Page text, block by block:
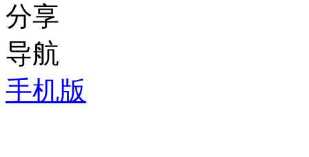
分享
导航
手机版